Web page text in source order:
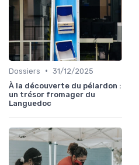
Dossiers • 31/12/2025
À la découverte du pélardon :
un trésor fromager du
Languedoc